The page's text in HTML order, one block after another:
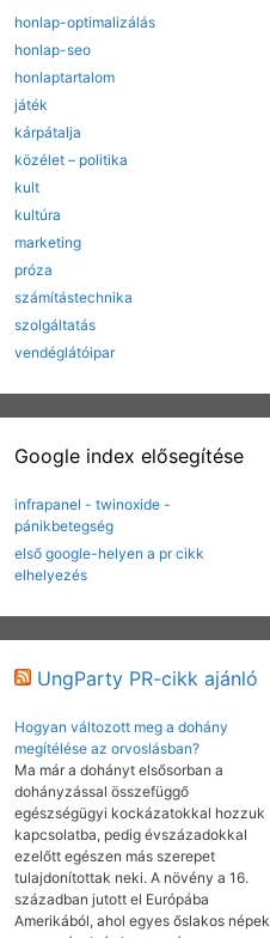
honlap-optimalizálás
honlap-seo
honlaptartalom
játék
kárpátalja
közélet – politika
kult
kultúra
marketing
próza
számítástechnika
szolgáltatás
vendéglátóipar
Google index elősegítése
infrapanel - twinoxide -
pánikbetegség
első google-helyen a pr cikk
elhelyezés
UngParty PR-cikk ajánló
Hogyan változott meg a dohány
megítélése az orvoslásban?
Ma már a dohányt elsősorban a
dohányzással összefüggő
egészségügyi kockázatokkal hozzuk
kapcsolatba, pedig évszázadokkal
ezelőtt egészen más szerepet
tulajdonítottak neki. A növény a 16.
században jutott el Európába
Amerikából, ahol egyes őslakos népek